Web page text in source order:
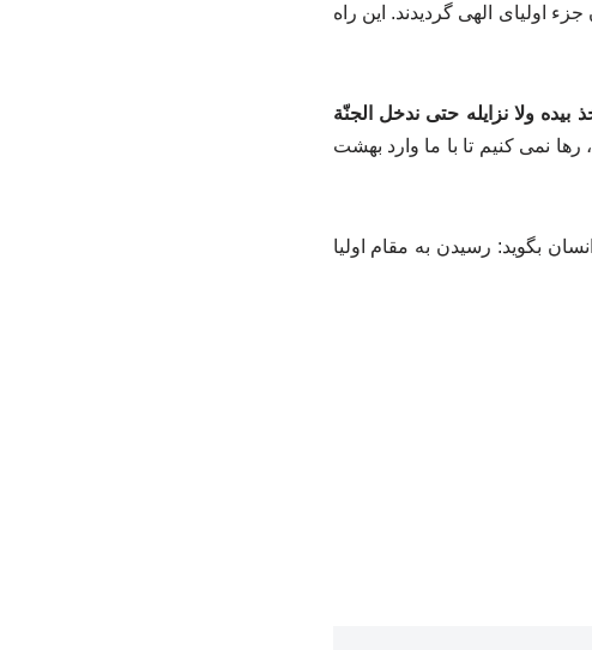
اولیای الهی گردیدند. این راه
بیده ولا نزایله حتی ندخل الجنّة
نمی کنیم تا با ما وارد بهشت
بگوید: رسیدن به مقام اولیا